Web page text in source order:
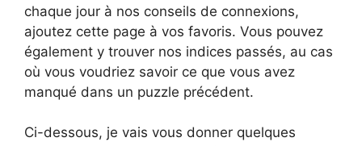
chaque jour à nos conseils de connexions,
ajoutez cette page à vos favoris. Vous pouvez
également y trouver nos indices passés, au cas
où vous voudriez savoir ce que vous avez
manqué dans un puzzle précédent.
Ci-dessous, je vais vous donner quelques